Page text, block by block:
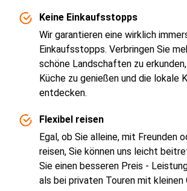
Keine Einkaufsstopps
Wir garantieren eine wirklich
Einkaufsstopps. Verbringen Sie
schöne Landschaften zu
Küche zu genießen und die lokale
entdecken.
Flexibel reisen
Egal, ob Sie alleine, mit Freunden
reisen, Sie können uns leicht
Sie einen besseren Preis -
als bei privaten Touren mit kleinen